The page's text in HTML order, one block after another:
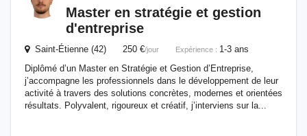
Master en stratégie et gestion
d'entreprise
Saint-Étienne (42) 250 €/jour Expérience : 1-3 ans
Diplômé d’un Master en Stratégie et Gestion d’Entreprise,
j’accompagne les professionnels dans le développement de leur
activité à travers des solutions concrètes, modernes et orientées
résultats. Polyvalent, rigoureux et créatif, j’interviens sur la...